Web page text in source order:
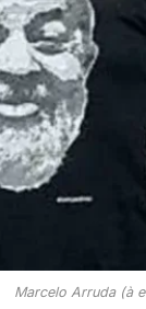
Marcelo Arruda (à